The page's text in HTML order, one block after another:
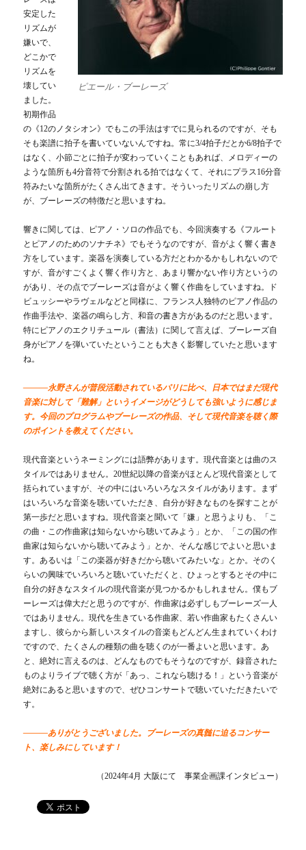
ピエール・ブーレーズ
安定した
リズムが
嫌いで、
どこかで
リズムを
壊してい
ました。
初期作品
の《12のノタシオン》でもこの手法はすでに見られるのですが、そも
そも楽譜に拍子を書いていないんですね。常に3/4拍子だとか6/8拍子で
はなく、小節ごとに拍子が変わっていくこともあれば、メロディーの
ような箇所も4分音符で分割される拍ではなくて、それにプラス16分音
符みたいな箇所がたくさん出てきます。そういったリズムの崩し方
が、ブーレーズの特徴だと思いますね。
響きに関しては、ピアノ・ソロの作品でも、今回演奏する《フルート
とピアノのためのソナチネ》でもそうなのですが、音がよく響く書き
方をしています。楽器を演奏している方だとわかるかもしれないので
すが、音がすごくよく響く作り方と、あまり響かない作り方というの
があり、その点でブーレーズは音がよく響く作曲をしていますね。ド
ビュッシーやラヴェルなどと同様に、フランス人独特のピアノ作品の
作曲手法や、楽器の鳴らし方、和音の書き方があるのだと思います。
特にピアノのエクリチュール（書法）に関して言えば、ブーレーズ自
身がピアノを弾いていたということも大きく影響していたと思います
ね。
―――永野さんが普段活動されているパリに比べ、日本ではまだ現代
音楽に対して「難解」というイメージがどうしても強いように感じま
す。今回のプログラムやブーレーズの作品、そして現代音楽を聴く際
のポイントを教えてください。
現代音楽というネーミングには語弊があります。現代音楽とは曲のス
タイルではありません。20世紀以降の音楽がほとんど現代音楽として
括られていますが、その中にはいろいろなスタイルがあります。まず
はいろいろな音楽を聴いていただき、自分が好きなものを探すことが
第一歩だと思いますね。現代音楽と聞いて「嫌」と思うよりも、「こ
の曲・この作曲家は知らないから聴いてみよう」とか、「この国の作
曲家は知らないから聴いてみよう」とか、そんな感じでよいと思いま
す。あるいは「この楽器が好きだから聴いてみたいな」とか。そのく
らいの興味でいろいろと聴いていただくと、ひょっとするとその中に
自分の好きなスタイルの現代音楽が見つかるかもしれません。僕もブ
ーレーズは偉大だと思うのですが、作曲家は必ずしもブーレーズ一人
ではありません。現代を生きている作曲家、若い作曲家もたくさんい
ますし、彼らから新しいスタイルの音楽もどんどん生まれていくわけ
ですので、たくさんの種類の曲を聴くのが一番よいと思います。あ
と、絶対に言えるのは、どんなものでもそうなのですが、録音された
ものよりライブで聴く方が「あっ、これなら聴ける！」という音楽が
絶対にあると思いますので、ぜひコンサートで聴いていただきたいで
す。
―――ありがとうございました。ブーレーズの真髄に迫るコンサー
ト、楽しみにしています！
（2024年4月 大阪にて 事業企画課インタビュー）